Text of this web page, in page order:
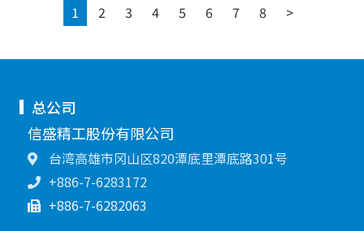
1 2 3 4 5 6 7 8 >Next
总公司
信盛精工股份有限公司
台湾高雄市冈山区820潭底里潭底路301号
+886-7-6283172
+886-7-6282063